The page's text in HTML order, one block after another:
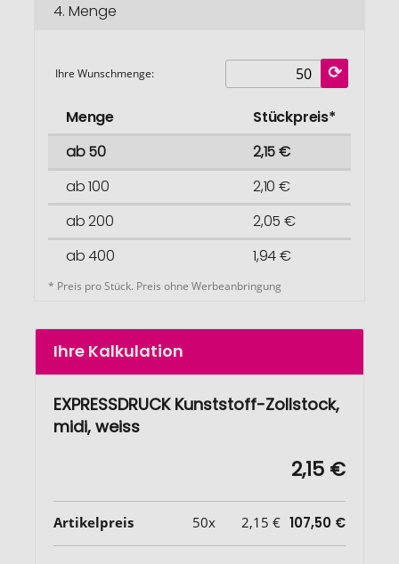
4. Menge
Ihre Wunschmenge:
Menge
Stückpreis*
ab 50
2,15 €
ab 100
2,10 €
ab 200
2,05 €
ab 400
1,94 €
* Preis pro Stück. Preis ohne Werbeanbringung
Ihre Kalkulation
EXPRESSDRUCK Kunststoff-Zollstock,
midi, weiss
2,15 €
Artikelpreis 50x 2,15 € 107,50 €